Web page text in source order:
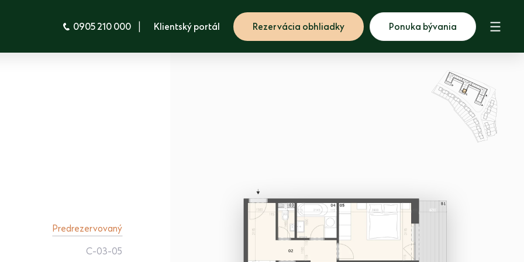
0905 210 000 Klientský portál Rezervácia obhliadky Ponuka bývania
Predrezervovaný
C-03-05